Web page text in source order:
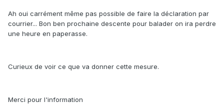
Ah oui carrément même pas possible de faire la déclaration par
courrier... Bon ben prochaine descente pour balader on ira perdre
une heure en paperasse.
Curieux de voir ce que va donner cette mesure.
Merci pour l'information